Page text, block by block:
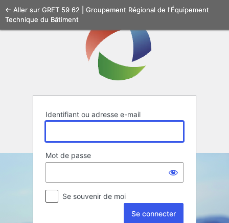
Se
connecter
Identifiant ou adresse e-mail
Mot de passe
Se souvenir de moi
← Aller sur GRET 59 62 | Groupement Régional de l'Équipement
Technique du Bâtiment